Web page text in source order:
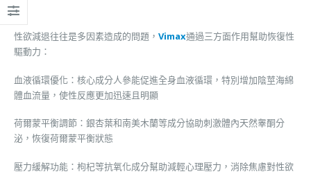
性欲減退往往是多因素造成的問題， Vimax通過三方面作用幫助恢復性
驅動力：
血液循環優化：核心成分人參能促進全身血液循環，特別增加陰莖海綿
體血流量，使性反應更加迅速且明顯
荷爾蒙平衡調節：銀杏葉和南美木蘭等成分協助刺激體內天然睾酮分
泌，恢復荷爾蒙平衡狀態
壓力緩解功能：枸杞等抗氧化成分幫助減輕心理壓力，消除焦慮對性欲